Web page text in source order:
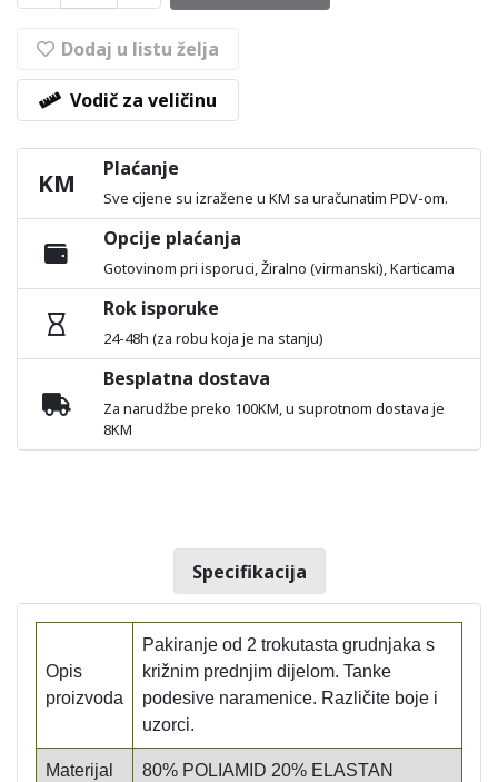
Dodaj u listu želja
Vodič za veličinu
KM Plaćanje
Sve cijene su izražene u KM sa uračunatim PDV-om.
Opcije plaćanja
Gotovinom pri isporuci, Žiralno (virmanski), Karticama
Rok isporuke
24-48h (za robu koja je na stanju)
Besplatna dostava
Za narudžbe preko 100KM, u suprotnom dostava je
8KM
Specifikacija
Opis
proizvoda
Pakiranje od 2 trokutasta grudnjaka s
križnim prednjim dijelom. Tanke
podesive naramenice. Različite boje i
uzorci.
Materijal 80% POLIAMID 20% ELASTAN